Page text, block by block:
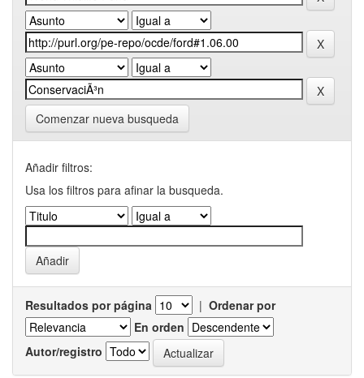
Comenzar nueva busqueda
Añadir filtros:
Usa los filtros para afinar la busqueda.
Resultados por página | Ordenar por
En orden
Autor/registro